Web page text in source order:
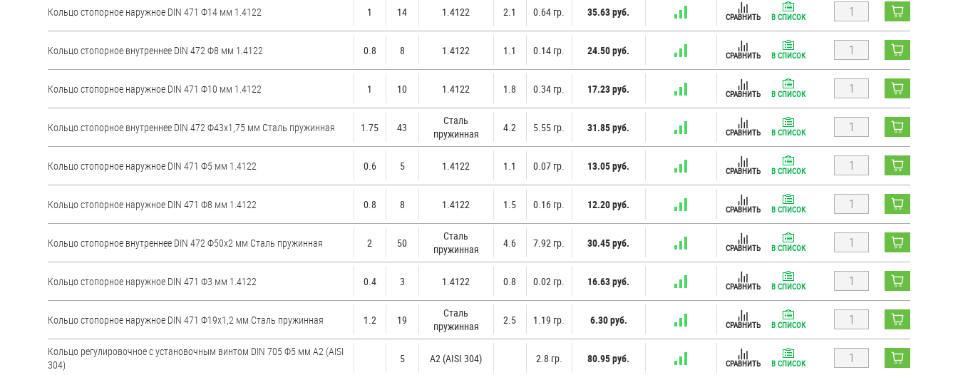
Шпильки
Шплинты
Штифты и пальцы
Кольцо стопорное наружное DIN 471 Ф14 мм 1.4122 1 14 1.4122 2.1 0.64 гр. 35.63 руб. СРАВНИТЬ В СПИСОК
Кольцо стопорное внутреннее DIN 472 Ф8 мм 1.4122 0.8 8 1.4122 1.1 0.14 гр. 24.50 руб. СРАВНИТЬ В СПИСОК
Кольцо стопорное наружное DIN 471 Ф10 мм 1.4122 1 10 1.4122 1.8 0.34 гр. 17.23 руб. СРАВНИТЬ В СПИСОК
Кольцо стопорное внутреннее DIN 472 Ф43х1,75 мм Стaль пружинная 1.75 43
Стaль
пружинная
4.2 5.55 гр. 31.85 руб. СРАВНИТЬ В СПИСОК
Кольцо стопорное наружное DIN 471 Ф5 мм 1.4122 0.6 5 1.4122 1.1 0.07 гр. 13.05 руб. СРАВНИТЬ В СПИСОК
Кольцо стопорное наружное DIN 471 Ф8 мм 1.4122 0.8 8 1.4122 1.5 0.16 гр. 12.20 руб. СРАВНИТЬ В СПИСОК
Кольцо стопорное внутреннее DIN 472 Ф50х2 мм Стaль пружинная 2 50
Стaль
пружинная
4.6 7.92 гр. 30.45 руб. СРАВНИТЬ В СПИСОК
Кольцо стопорное наружное DIN 471 Ф3 мм 1.4122 0.4 3 1.4122 0.8 0.02 гр. 16.63 руб. СРАВНИТЬ В СПИСОК
Кольцо стопорное наружное DIN 471 Ф19х1,2 мм Стaль пружинная 1.2 19
Стaль
пружинная
2.5 1.19 гр. 6.30 руб. СРАВНИТЬ В СПИСОК
Кольцо регулировочное с установочным винтом DIN 705 Ф5 мм А2 (AISI
304)
5 А2 (AISI 304) 2.8 гр. 80.95 руб. СРАВНИТЬ В СПИСОК